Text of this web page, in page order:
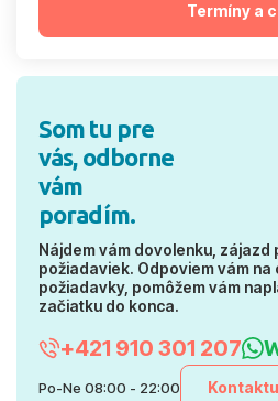
Termíny a
Som tu pre
vás, odborne
vám
poradím.
Nájdem vám dovolenku,
požiadaviek. Odpoviem vám na
požiadavky, pomôžem vám
začiatku do konca.
+421 910 301 207
Po-Ne 08:00 - 22:00